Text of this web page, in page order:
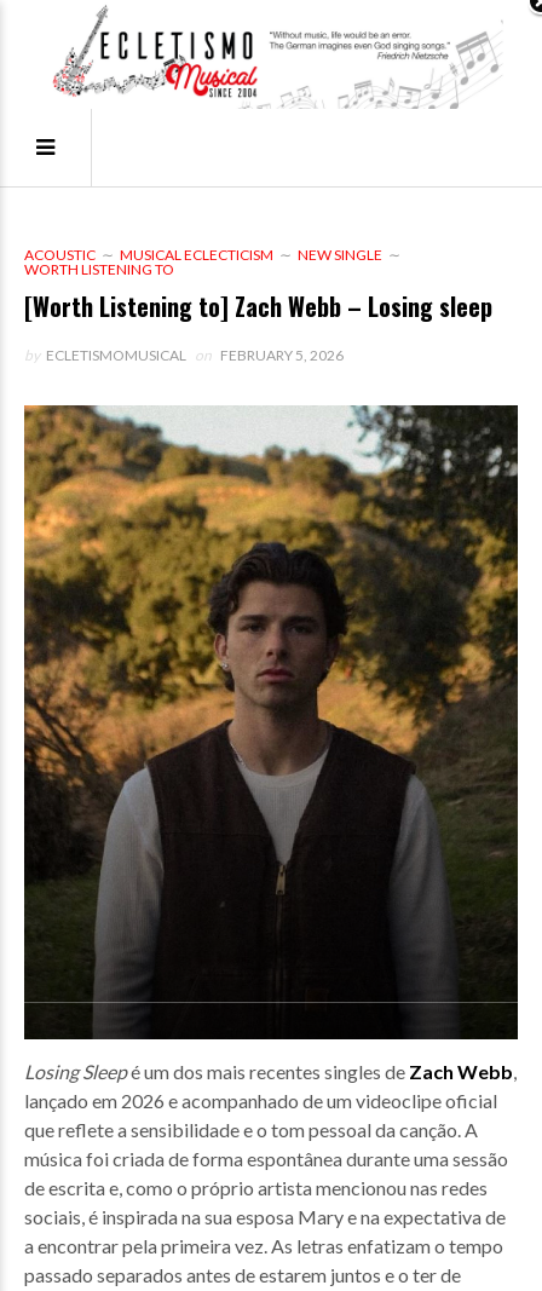
ACOUSTIC MUSICAL ECLECTICISM
NEW SINGLE
WORTH LISTENING TO
[Worth Listening to] Zach Webb – Losing sleep
by ECLETISMOMUSICAL on FEBRUARY 5, 2026
Losing Sleepé um dos mais recentes singles de Zach Webb,
lançado em 2026 e acompanhado de um videoclipe oficial
que reflete a sensibilidade e o tom pessoal da canção. A
música foi criada de forma espontânea durante uma sessão
de escrita e, como o próprio artista mencionou nas redes
sociais, é inspirada na sua esposa Mary e na expectativa de
a encontrar pela primeira vez. As letras enfatizam o tempo
passado separados antes de estarem juntos e o ter de